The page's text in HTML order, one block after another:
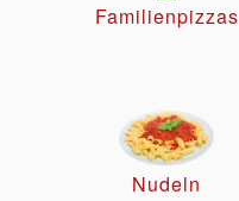
Familienpizzas
Nudeln